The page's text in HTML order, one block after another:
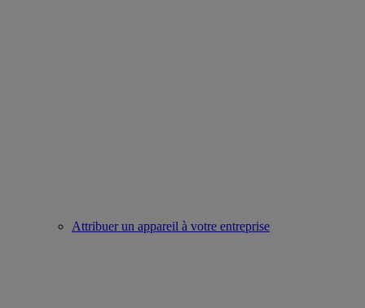
Attribuer un appareil à votre entreprise